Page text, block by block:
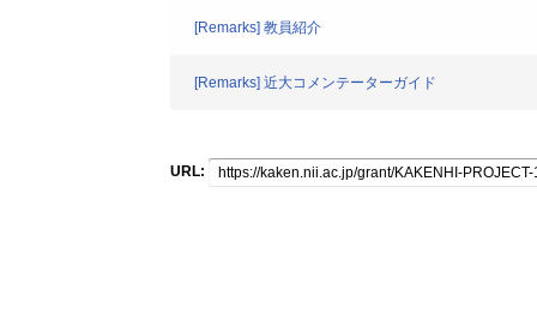
[Remarks] 教員紹介
[Remarks] 近大コメンテーターガイド
URL: